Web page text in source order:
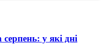
у які дні